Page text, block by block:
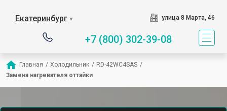
Екатеринбург ▼ улица 8 Марта, 46
+7 (800) 302-39-08
Главная / Холодильник / RD-42WC4SAS /
Замена нагревателя оттайки